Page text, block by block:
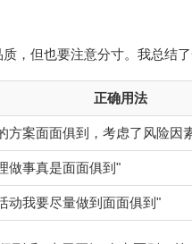
，但也要注意分寸。我总结
正确用法
方案面面俱到，考虑了风险因
做事真是面面俱到"
动我要尽量做到面面俱到"